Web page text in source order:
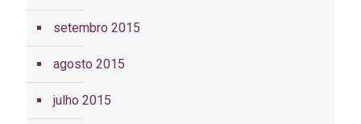
setembro 2015
agosto 2015
julho 2015